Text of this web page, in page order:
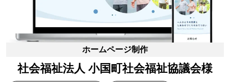
ホームページ制作
社会福祉法人 小国町社会福祉協議会様